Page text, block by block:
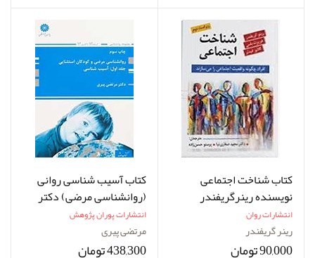
کتاب شناخت اجتماعی
نویسنده رینرگریفندر
نویسنده مجید صفاری نیا
انتشارات روان
رینر گریفندر
90,000 تومان
کتاب آسیب شناسی روانی
(روانشناسی مرضی) دکتر
پیری نشر پوران پژوهش
انتشارات پوران پژوهش
مرتضی پیری
438,300 تومان